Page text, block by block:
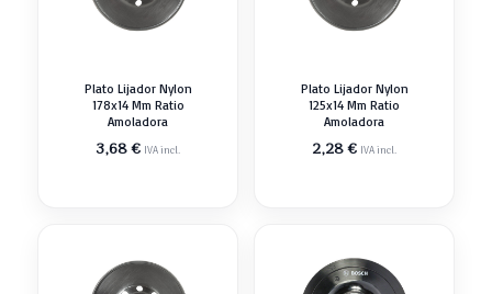
Plato Lijador Nylon
178x14 Mm Ratio
Amoladora
3,68€ IVA incl.
Plato Lijador Nylon
125x14 Mm Ratio
Amoladora
2,28€ IVA incl.